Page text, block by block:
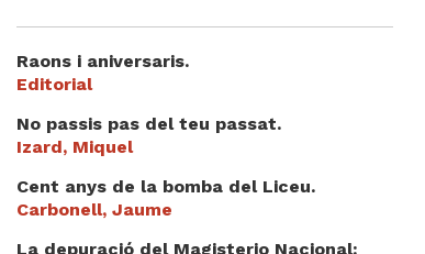
Termes legals
Raons i aniversaris.
Editorial
No passis pas del teu passat.
Izard, Miquel
Cent anys de la bomba del Liceu.
Carbonell, Jaume
La depuració del Magisterio Nacional: